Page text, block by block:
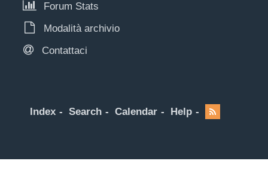
Forum Stats
Modalità archivio
Contattaci
Index Search Calendar Help